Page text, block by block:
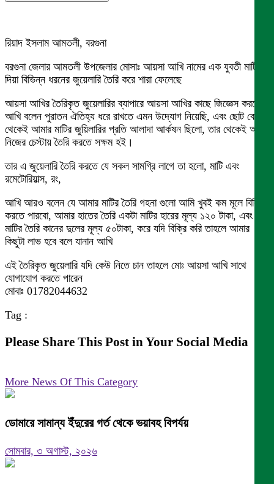
রিয়াদ ইসলাম আমতলী, বরগুনা
বরগুনা জেলার আমতলী উপজেলার মোসাঃ আয়সা আখি নামের এক যুবতী মাটি
দিয়া বিভিন্ন ধরনের জুয়েলারি তৈরি করে শারা ফেলেছে
আয়সা আখির তৈরিকৃত জুয়েলারির ব্যাপারে আয়সা আখির কাছে জিজ্ঞেস করলে
আখি বলেন পুরাতন ঐতিহ্য ধরে রাখতে এমন উদ্যোগ নিয়েছি, এবং ছোট বেলা
থেকেই আমার মাটির জুয়িলারির প্রতি আলাদা আর্কষন ছিলো, তার থেকেই আমি
নিজের চেস্টায় তৈরি করতে সক্ষম হই।
তার এ জুয়েলারি তৈরি করতে যে সকল সামগ্রি লাগে তা হলো, মাটি এবং
রমেটোরিয়াল্স, রং,
আখি আরও বলেন যে আমার মাটির তৈরি গহনা গুলো আমি খুবই কম মূলে বিক্রি
করতে পারবো, আমার হাতের তৈরি একটা মাটির হারের মূল্য ১২০ টাকা, এবং
মাটির তৈরি কানের দুলের মূল্য ৫০টাকা, করে যদি বিক্রি করি তাহলে আমার
কিছুটা লাভ হবে বলে যানান আখি
এই তৈরিকৃত জুয়েলারি যদি কেউ নিতে চান তাহলে মোঃ আয়সা আখি সাথে
যোগাযোগ করতে পারেন
মোবাঃ 01782044632
Tag :
Please Share This Post in Your Social Media
More News Of This Category
ডোমারে সামান্য ইঁদুরের গর্ত থেকে ভয়াবহ বিপর্যয়
সোমবার, ৩ অগাস্ট, ২০২৬